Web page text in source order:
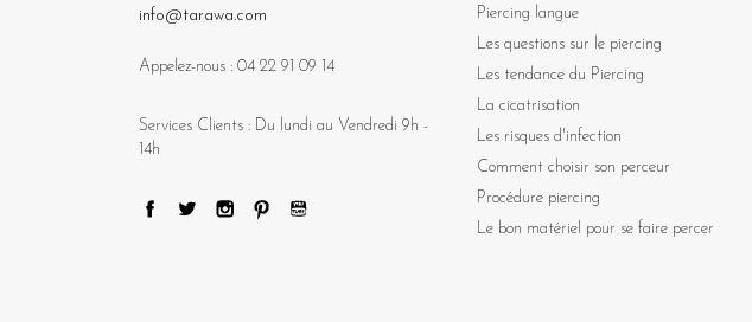
info@tarawa.com
Appelez-nous : 04 22 91 09 14
Services Clients : Du lundi au Vendredi 9h -
14h
Piercing langue
Les questions sur le piercing
Les tendance du Piercing
La cicatrisation
Les risques d'infection
Comment choisir son perceur
Procédure piercing
Le bon matériel pour se faire percer